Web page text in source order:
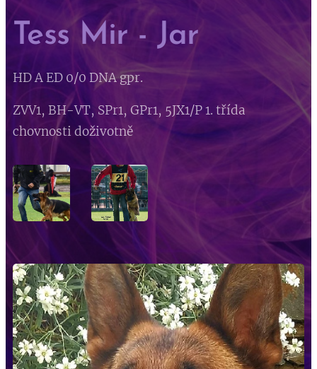
Tess Mir - Jar
HD A ED 0/0 DNA gpr.
ZVV1, BH-VT, SPr1, GPr1, 5JX1/P 1. třída
chovnosti doživotně